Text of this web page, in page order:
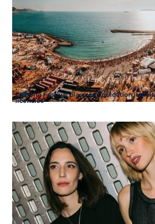
Le Delta Festival placé en liquidation
licenciés